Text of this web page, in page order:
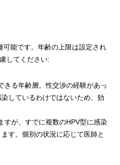
可能です。年齢の上限は設定され
してください:
きる年齢層。性交渉の経験があっ
しているわけではないため、効
すが、すでに複数のHPV型に感染
す。個別の状況に応じて医師と